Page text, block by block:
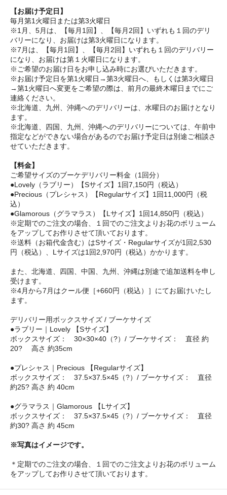
【お届け予定日】
毎月第1火曜日または第3火曜日
※1月、5月は、【毎月1回】、【毎月2回】いずれも１回のデリ
バリーになり、お届けは第3火曜日になります。
※7月は、【毎月1回】、【毎月2回】いずれも１回のデリバリー
になり、お届けは第１火曜日になります。
※ご希望のお届け日をお申し込み時にお選びいただきます。
※お届け予定日を第1火曜日→第3火曜日へ、もしくは第3火曜日
→第1火曜日へ変更をご希望の際は、前月の最終木曜日までにご
連絡ください。
※北海道、九州、沖縄へのデリバリーは、水曜日のお届けとなり
ます。
※北海道、四国、九州、沖縄へのデリバリーについては、午前中
指定などができない場合があるのでお届け予定日は別途ご相談さ
せていただきます。
【料金】
ご希望サイズのブーケデリバリー料金（1回分）
●Lovely（ラブリー）【Sサイズ】1回7,150円（税込）
●Precious（プレシャス）【Regularサイズ】1回11,000円（税
込）
●Glamorous（グラマラス）【Lサイズ】1回14,850円（税込）
※定期でのご注文の場合、１回でのご注文よりお花のボリューム
をアップしてお作りさせて頂いております。
※送料（お箱代金含む）はSサイズ・Regularサイズが1回2,530
円（税込）、Lサイズは1回2,970円（税込）かかります。
また、北海道、四国、中国、九州、沖縄は別途で追加送料を申し
受けます。
※4月から7月はクール便［+660円（税込）］にてお届けいたし
ます。
デリバリー用ボックスサイズ / ブーケサイズ
●ラブリー｜Lovely 【Sサイズ】
ボックスサイズ： 30×30×40（?）/ ブーケサイズ： 直径 約
20? 高さ 約35cm
●プレシャス｜Precious 【Regularサイズ】
ボックスサイズ： 37.5×37.5×45（?）/ ブーケサイズ： 直径
約25? 高さ 約 40cm
●グラマラス｜Glamorous 【Lサイズ】
ボックスサイズ： 37.5×37.5×45（?）/ ブーケサイズ： 直径
約30? 高さ 約 45cm
※写真はイメージです。
＊定期でのご注文の場合、１回でのご注文よりお花のボリューム
をアップしてお作りさせて頂いております。